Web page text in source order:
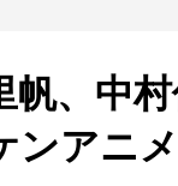
帆、中
ンアニ